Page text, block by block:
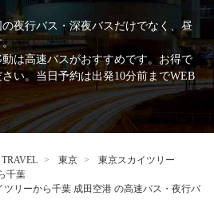
夜行バス・深夜バスだけでなく、昼
。
は高速バスがおすすめです。お得で
い。当日予約は出発10分前までWEB
東京
東京スカイツリー
千葉
ツリーから千葉 成田空港 の高速バス・夜行バ